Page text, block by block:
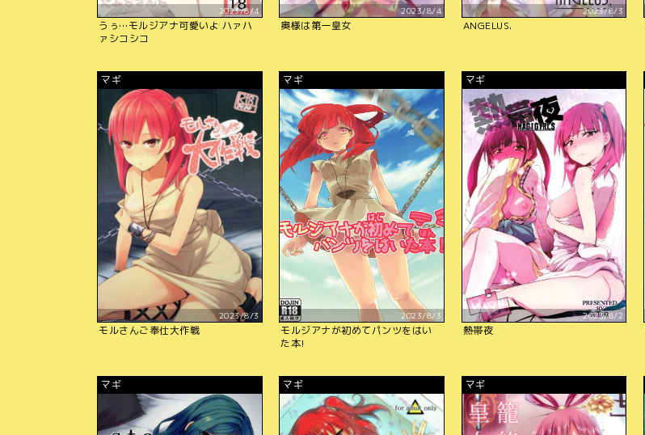
2023/8/4
うぅ…モルジアナ可愛いよ ハァハ
ァシコシコ
2023/8/4
奥様は第一皇女
2023/8/3
ANGELUS.
マギ
2023/8/3
モルさんご奉仕大作戦
マギ
2023/8/3
モルジアナが初めてパンツをはい
た本!
マギ
2023/8/2
熱帯夜
マギ マギ マギ